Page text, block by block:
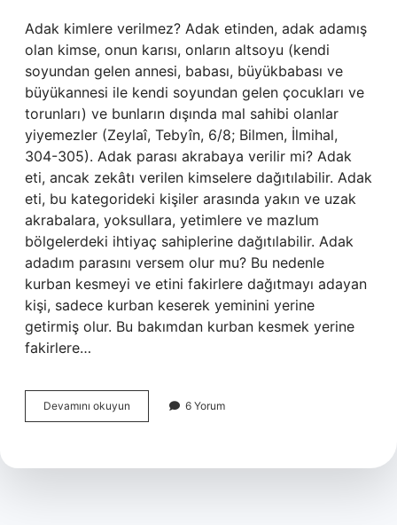
Adak kimlere verilmez? Adak etinden, adak adamış
olan kimse, onun karısı, onların altsoyu (kendi
soyundan gelen annesi, babası, büyükbabası ve
büyükannesi ile kendi soyundan gelen çocukları ve
torunları) ve bunların dışında mal sahibi olanlar
yiyemezler (Zeylaî, Tebyîn, 6/8; Bilmen, İlmihal,
304-305). Adak parası akrabaya verilir mi? Adak
eti, ancak zekâtı verilen kimselere dağıtılabilir. Adak
eti, bu kategorideki kişiler arasında yakın ve uzak
akrabalara, yoksullara, yetimlere ve mazlum
bölgelerdeki ihtiyaç sahiplerine dağıtılabilir. Adak
adadım parasını versem olur mu? Bu nedenle
kurban kesmeyi ve etini fakirlere dağıtmayı adayan
kişi, sadece kurban keserek yeminini yerine
getirmiş olur. Bu bakımdan kurban kesmek yerine
fakirlere…
Devamını okuyun
Parası
6 Yorum